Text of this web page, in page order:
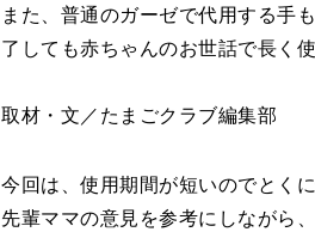
また、普通のガーゼで代用する手
了しても赤ちゃんのお世話で長く
取材・文／たまごクラブ編集部
今回は、使用期間が短いのでとく
先輩ママの意見を参考にしながら、